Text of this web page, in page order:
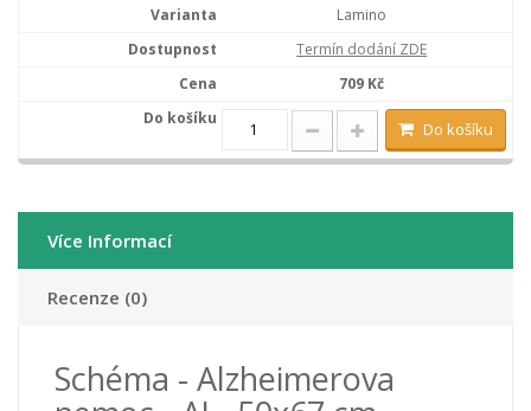
Lamino
Termín dodání ZDE
709 Kč
Do košíku
Více Informací
Recenze (0)
Schéma - Alzheimerova